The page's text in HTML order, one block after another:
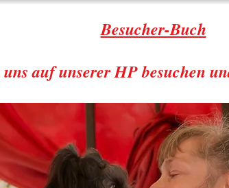
Besucher-Buch
auf unserer HP besuchen